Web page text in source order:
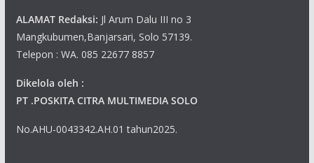
ALAMAT Redaksi: Jl Arum Dalu III no 3
Mangkubumen,Banjarsari, Solo 57139.
Telepon : WA. 085 22677 8857
Dikelola oleh :
PT .POSKITA CITRA MULTIMEDIA SOLO
No.AHU-0043342.AH.01 tahun2025.